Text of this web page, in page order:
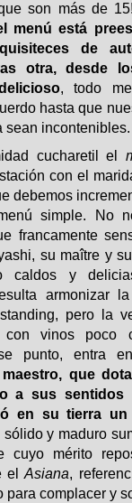
son más de
menú está
de
otra, desde
, todo
hasta que
sean incontenibles.
cucharetil el
con el
debemos
simple. No
francamente
su maître y
caldos y
armonizar
pero la
con vinos poco
punto, entra
que
a sus
en su tierra
sólido y maduro
cuyo mérito
elAsiana,
para complacer y